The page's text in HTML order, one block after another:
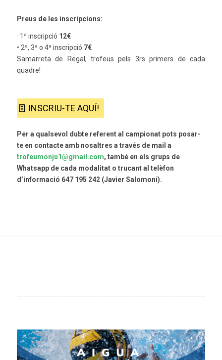
Preus de les inscripcions:
· 1ª inscripció 12€
• 2ª, 3ª o 4ª inscripció 7€
Samarreta de Regal, trofeus pels 3rs primers de cada
quadre!
INSCRIU-TE AQUÍ!
Per a qualsevol dubte referent al campionat pots posar-
te en contacte amb nosaltres a través de mail a
trofeumonju1@gmail.com, també en els grups de
Whatsapp de cada modalitat o trucant al telèfon
d’informació 647 195 242 (Javier Salomoni).